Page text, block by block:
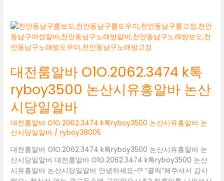
대전룸알바 O1O.2062.3474 k톡
ryboy3500 논산시유흥알바 논산
시당일알바
대전룸알바 O1O.2062.3474 k톡ryboy3500 논산시유흥알바 논
산시당일알바 /ryboy38005
대전룸알바 O1O.2062.3474 k톡ryboy3500 논산시유흥알바 논
산시당일알바 대전룸알바 O1O.2062.3474 k톡ryboy3500 논산
시유흥알바 논산시당일알바 안녕하세요~!? “클릭”해주셔서 감사
대
전
룸
바
O1O.2062.3474
k
톡
ryboy3500
논
산
유
흥
알